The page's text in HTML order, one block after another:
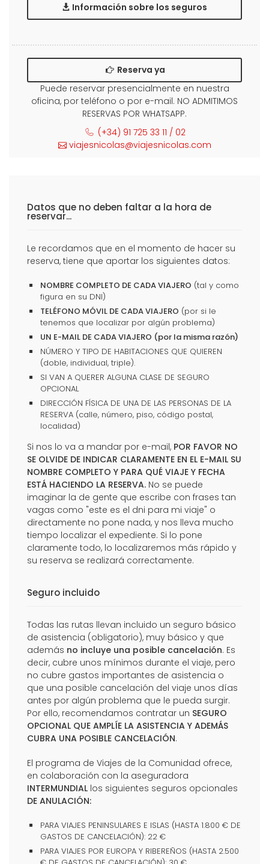
Información sobre los seguros
Reserva ya
Puede reservar presencialmente en nuestra
oficina, por teléfono o por e-mail. NO ADMITIMOS
RESERVAS POR WHATSAPP.
(+34) 91 725 33 11 / 02
viajesnicolas@viajesnicolas.com
Datos que no deben faltar a la hora de
reservar...
Le recordamos que en el momento de hacer su
reserva, tiene que aportar los siguientes datos:
NOMBRE COMPLETO DE CADA VIAJERO (tal y como
figura en su DNI)
TELÉFONO MÓVIL DE CADA VIAJERO (por si le
tenemos que localizar por algún problema)
UN E-MAIL DE CADA VIAJERO (por la misma razón)
NÚMERO Y TIPO DE HABITACIONES QUE QUIEREN
(doble, individual, triple).
SI VAN A QUERER ALGUNA CLASE DE SEGURO
OPCIONAL
DIRECCIÓN FÍSICA DE UNA DE LAS PERSONAS DE LA
RESERVA (calle, número, piso, código postal,
localidad)
Si nos lo va a mandar por e-mail, POR FAVOR NO
SE OLVIDE DE INDICAR CLARAMENTE EN EL E-MAIL SU
NOMBRE COMPLETO Y PARA QUÉ VIAJE Y FECHA
ESTÁ HACIENDO LA RESERVA. No se puede
imaginar la de gente que escribe con frases tan
vagas como "este es el dni para mi viaje" o
directamente no pone nada, y nos lleva mucho
tiempo localizar el expediente. Si lo pone
claramente todo, lo localizaremos más rápido y
su reserva se realizará correctamente.
Seguro incluido
Todas las rutas llevan incluido un seguro básico
de asistencia (obligatorio), muy básico y que
además no incluye una posible cancelación. Es
decir, cubre unos mínimos durante el viaje, pero
no cubre gastos importantes de asistencia o
que una posible cancelación del viaje unos días
antes por algún problema que le pueda surgir.
Por ello, recomendamos contratar un SEGURO
OPCIONAL QUE AMPLÍE LA ASISTENCIA Y ADEMÁS
CUBRA UNA POSIBLE CANCELACIÓN.
El programa de Viajes de la Comunidad ofrece,
en colaboración con la aseguradora
INTERMUNDIAL los siguientes seguros opcionales
DE ANULACIÓN:
PARA VIAJES PENINSULARES E ISLAS (HASTA 1.800 € DE
GASTOS DE CANCELACIÓN): 22 €
PARA VIAJES POR EUROPA Y RIBEREÑOS (HASTA 2.500